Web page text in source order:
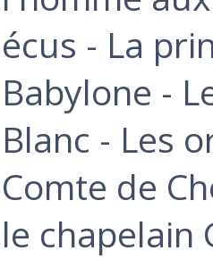
écus - La
Babylone -
Blanc - Les
Comte de
le chapelain